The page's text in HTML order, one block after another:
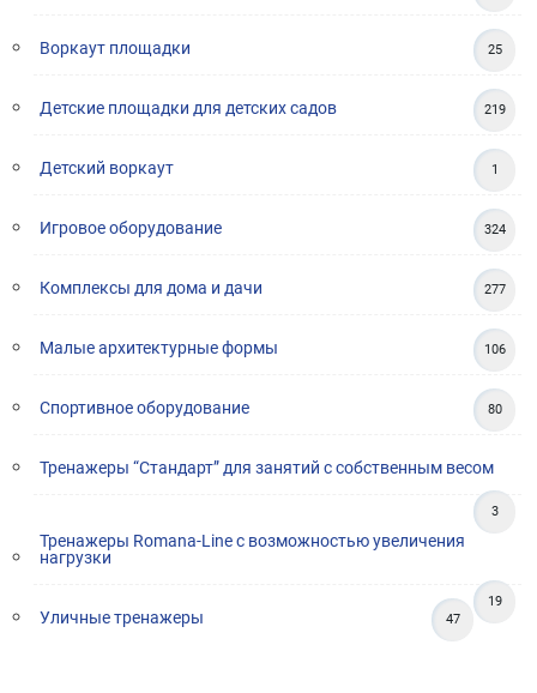
Воркаут площадки 25
Детские площадки для детских садов 219
Детский воркаут 1
Игровое оборудование 324
Комплексы для дома и дачи 277
Малые архитектурные формы 106
Спортивное оборудование 80
Тренажеры “Стандарт” для занятий с собственным весом
3
Тренажеры Romana-Line с возможностью увеличения
нагрузки
19
Уличные тренажеры 47